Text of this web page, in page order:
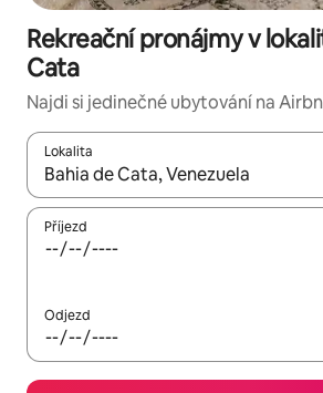
Rekreační pronájmy v
Cata
Najdi si jedinečné ubytování na
Lokalita
Až budou výsledky k dispozici,
Příjezd
Odjezd